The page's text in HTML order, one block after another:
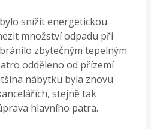
snížit energetickou
množství odpadu při
zbytečným tepelným
odděleno od přízemí
nábytku byla znovu
stejně tak
hlavního patra.